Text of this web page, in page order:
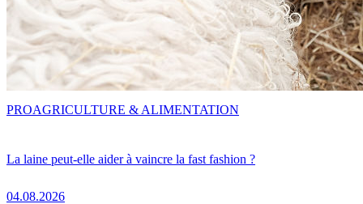
La laine peut-elle aider à vaincre la fast fashion ?
04.08.2026
PROAGRICULTURE & ALIMENTATION